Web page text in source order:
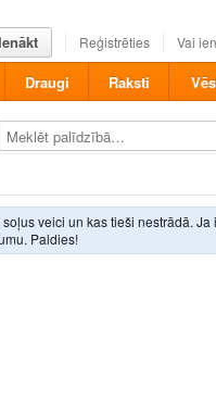
Reģistrēties Vai
Draugi Raksti
veici un kas tieši nestrādā. Ja
Paldies!